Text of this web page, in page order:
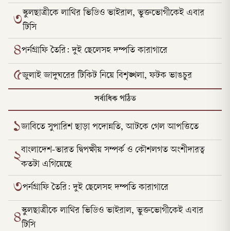
৩স্কুলছাত্রীকে লাথির ভিডিও ভাইরাল, ভুক্তভোগীকেই এবার
টিসি
৪পর্নগ্রাফি তৈরি: দুই ছেলেসহ দম্পতি কারাগারে
৫জুলাই জাদুঘরের টিকিট নিয়ে বিশৃঙ্খলা, ফটক ভাঙচুর
সর্বাধিক পঠিত
১জাবিতে সুপারিশ ছাড়া পদোন্নতি, আটকে গেল আপত্তিতে
২বাংলাদেশ-ভারত দ্বিপক্ষীয় সম্পর্ক ও কৌশলগত অংশীদারত্ব
কতটা এগিয়েছে
৩পর্নগ্রাফি তৈরি: দুই ছেলেসহ দম্পতি কারাগারে
৪স্কুলছাত্রীকে লাথির ভিডিও ভাইরাল, ভুক্তভোগীকেই এবার
টিসি